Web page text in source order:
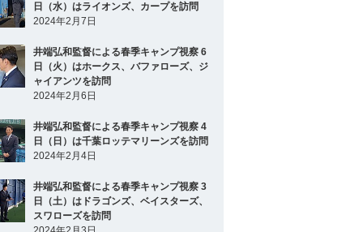
日（水）はライオンズ、カープを訪問
2024年2月7日
井端弘和監督による春季キャンプ視察 6
日（火）はホークス、バファローズ、ジ
ャイアンツを訪問
2024年2月6日
井端弘和監督による春季キャンプ視察 4
日（日）は千葉ロッテマリーンズを訪問
2024年2月4日
井端弘和監督による春季キャンプ視察 3
日（土）はドラゴンズ、ベイスターズ、
スワローズを訪問